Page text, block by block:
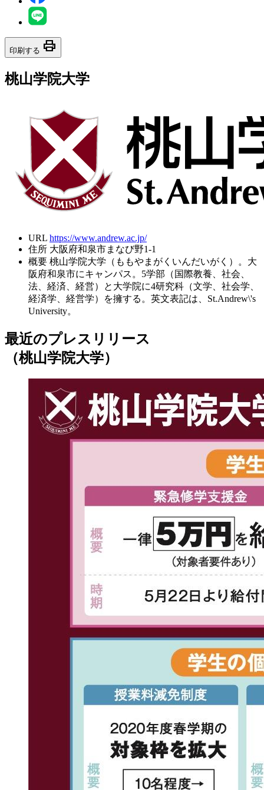
印刷する print
桃山学院大学
URL https://www.andrew.ac.jp/
住所 大阪府和泉市まなび野1-1
概要 桃山学院大学（ももやまがくいんだいがく）。大
阪府和泉市にキャンパス。5学部（国際教養、社会、
法、経済、経営）と大学院に4研究科（文学、社会学、
経済学、経営学）を擁する。英文表記は、St.Andrew\'s
University。
最近のプレスリリース
（桃山学院大学）